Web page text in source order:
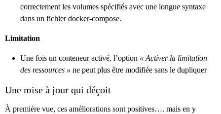
correctement les volumes spécifiés avec une longue syntaxe
dans un fichier docker-compose.
Limitation
Une fois un conteneur activé, l’option « Activer la limitation
des ressources » ne peut plus être modifiée sans le dupliquer
Une mise à jour qui déçoit
À première vue, ces améliorations sont positives…. mais en y